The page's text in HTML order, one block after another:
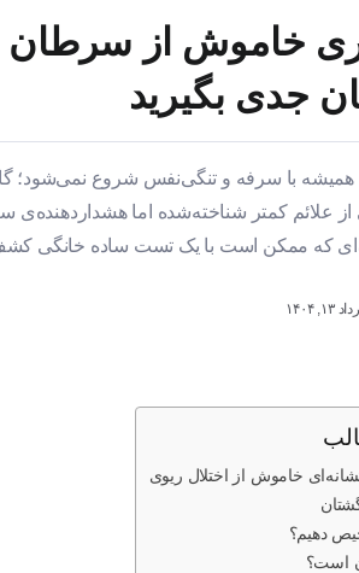
خاموش از سرطان
جدی بگیرید
با سرفه و تنگی‌نفس شروع نمی‌شود؛
علائم کمتر شناخته‌شده اما
که ممکن است با یک تست ساده خانگی
۱۳, ۱۴۰۴
دهیم؟
است؟